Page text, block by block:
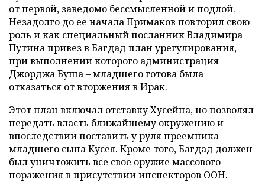
от первой, заведомо бессмысленной и подлой.
Незадолго до ее начала Примаков повторил свою
роль и как специальный посланник Владимира
Путина привез в Багдад план урегулирования,
при выполнении которого администрация
Джорджа Буша – младшего готова была
отказаться от вторжения в Ирак.
Этот план включал отставку Хусейна, но позволял
передать власть ближайшему окружению и
впоследствии поставить у руля преемника –
младшего сына Кусея. Кроме того, Багдад должен
был уничтожить все свое оружие массового
поражения в присутствии инспекторов ООН.